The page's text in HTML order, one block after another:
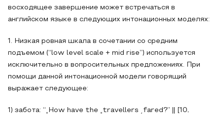
восходящее завершение может встречаться в
английском языке в следующих интонационных моделях:
1. Низкая ровная шкала в сочетании со средним
подъемом (“low level scale + mid rise”) используется
исключительно в вопросительных предложениях. При
помощи данной интонационной модели говорящий
выражает следующее:
1) забота: “˳How have the ˳travellers ͵fared?” || [10,